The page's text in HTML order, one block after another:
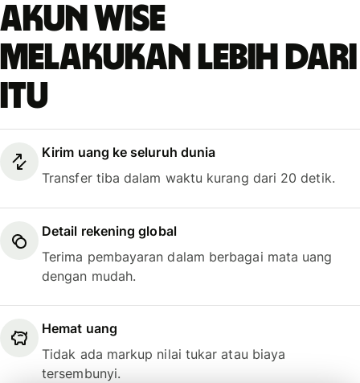
Akun Wise
melakukan lebih dari
itu
Kirim uang ke seluruh dunia
Transfer tiba dalam waktu kurang dari 20 detik.
Detail rekening global
Terima pembayaran dalam berbagai mata uang
dengan mudah.
Hemat uang
Tidak ada markup nilai tukar atau biaya
tersembunyi.